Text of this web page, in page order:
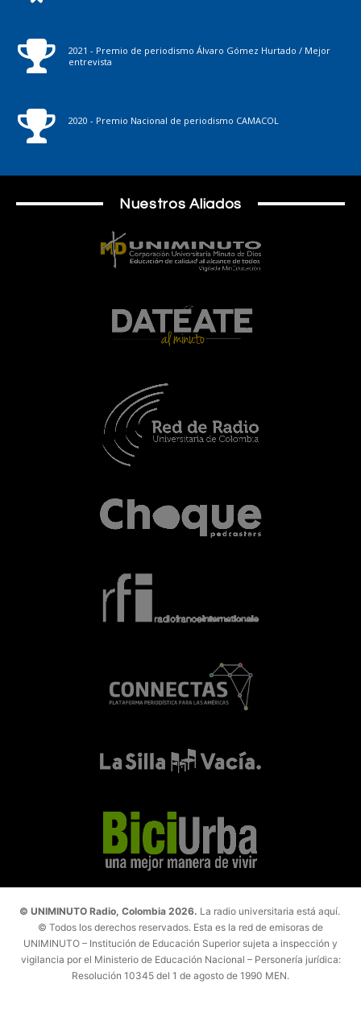
2021 - Premio de periodismo Álvaro Gómez Hurtado / Mejor
entrevista
2020 - Premio Nacional de periodismo CAMACOL
Nuestros Aliados
© UNIMINUTO Radio, Colombia 2026. La radio universitaria está aquí.
© Todos los derechos reservados. Esta es la red de emisoras de
UNIMINUTO – Institución de Educación Superior sujeta a inspección y
vigilancia por el Ministerio de Educación Nacional – Personería jurídica:
Resolución 10345 del 1 de agosto de 1990 MEN.